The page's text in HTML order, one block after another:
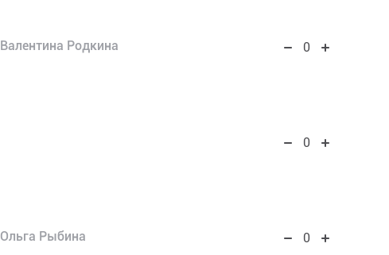
Валентина Родкина
0
0
Ольга Рыбина
0